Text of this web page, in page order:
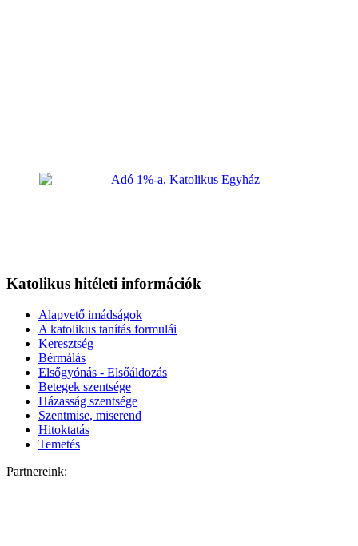
Katolikus hitéleti információk
Alapvető imádságok
A katolikus tanítás formulái
Keresztség
Bérmálás
Elsőgyónás - Elsőáldozás
Betegek szentsége
Házasság szentsége
Szentmise, miserend
Hitoktatás
Temetés
Partnereink: